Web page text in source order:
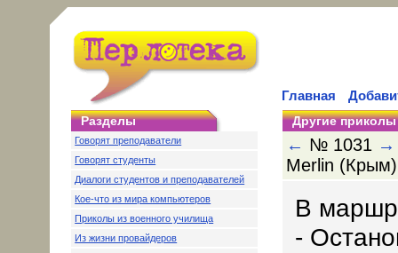
Главная
Разделы
Говорят преподаватели
Говорят студенты
Диалоги студентов и преподавателей
Кое-что из мира компьютеров
Приколы из военного училища
Из жизни провайдеров
Другие
← № 1031 →
Merlin (Крым)
В
-